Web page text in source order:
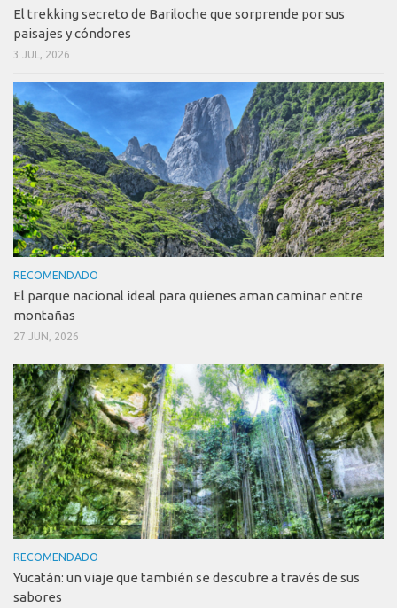
El trekking secreto de Bariloche que sorprende por sus
paisajes y cóndores
3 JUL, 2026
RECOMENDADO
El parque nacional ideal para quienes aman caminar entre
montañas
27 JUN, 2026
RECOMENDADO
Yucatán: un viaje que también se descubre a través de sus
sabores